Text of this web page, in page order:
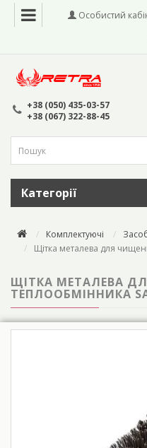
Особистий
+38 (050) 435-03-57
+38 (067) 322-88-45
Категорії
Комплектуючі
Щітка металева для
ЩІТКА МЕТАЛЕВА
ТЕПЛООБМІННИКА